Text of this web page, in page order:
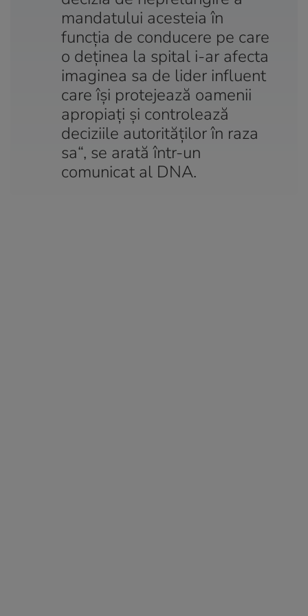
mandatului acesteia în
funcția de conducere pe care
o deținea la spital i-ar afecta
imaginea sa de lider influent
care își protejează oamenii
apropiați și controlează
deciziile autorităților în raza
sa“, se arată într-un
comunicat al DNA.